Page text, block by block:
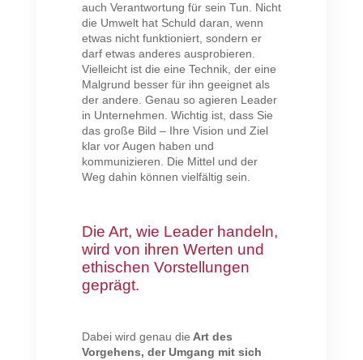
auch Verantwortung für sein Tun. Nicht
die Umwelt hat Schuld daran, wenn
etwas nicht funktioniert, sondern er
darf etwas anderes ausprobieren.
Vielleicht ist die eine Technik, der eine
Malgrund besser für ihn geeignet als
der andere. Genau so agieren Leader
in Unternehmen. Wichtig ist, dass Sie
das große Bild – Ihre Vision und Ziel
klar vor Augen haben und
kommunizieren. Die Mittel und der
Weg dahin können vielfältig sein.
Die Art, wie Leader handeln,
wird von ihren Werten und
ethischen Vorstellungen
geprägt.
Dabei wird genau die Art des
Vorgehens, der Umgang mit sich